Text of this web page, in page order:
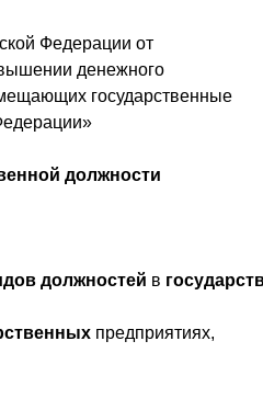
Федерации от
денежного
государственные
должности
должностей в
предприятиях,